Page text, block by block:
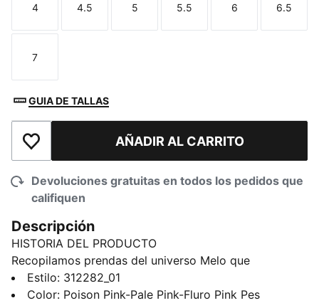
Talla
4
Talla
4.5
Talla
5
Talla
5.5
Talla
6
Talla
6.5
Talla
7
GUIA DE TALLAS
Añadir a la lista de deseosAÑADIR AL CARRITO
Devoluciones gratuitas en todos los pedidos que
califiquen
Descripción
HISTORIA DEL PRODUCTO
Recopilamos prendas del universo Melo que
demuestran, sin dudas, que él es "Not From Here". El
modelo estrella más reciente son las LaFrancé RNR.
Estilo: 312282_01
Color: Poison Pink-Pale Pink-Fluro Pink Pes